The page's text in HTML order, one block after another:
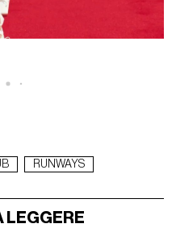
RUNWAYS
LEGGERE